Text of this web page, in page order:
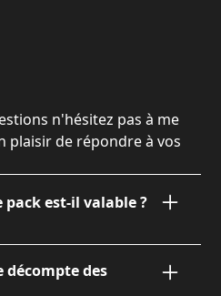
n'hésitez pas à me
plaisir de répondre à vos
pack est-il valable ?
pendantun anà
Cela vous
vos besoins
décompte des